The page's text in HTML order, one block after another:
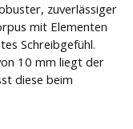
zuverlässiger
mit Elementen
Schreibgefühl.
10 mm liegt der
diese beim